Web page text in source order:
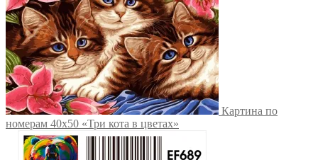
Картина по
номерам 40х50 «Три кота в цветах»